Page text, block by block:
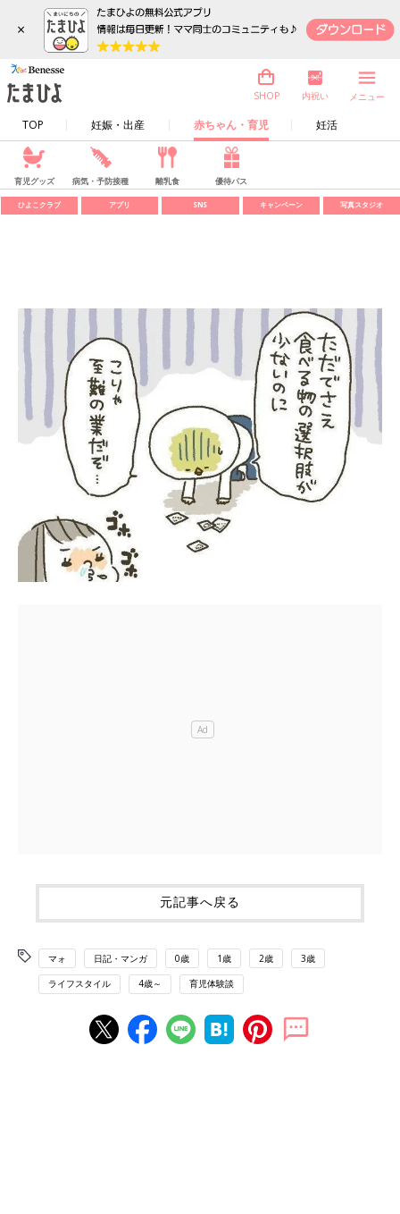
×
TOP 妊娠・出産 赤ちゃん・育児 妊活
SHOP 内祝い メニュー
育児グッズ 病気・予防接種 離乳食 優待パス
ひよこクラブ アプリ SNS キャンペーン 写真スタジオ
元記事へ戻る
マォ 日記・マンガ 0歳 1歳 2歳 3歳
ライフスタイル 4歳～ 育児体験談